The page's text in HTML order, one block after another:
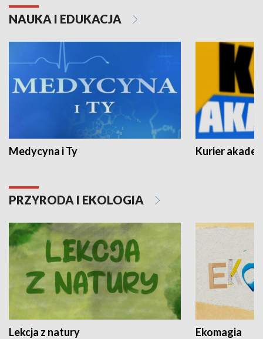
NAUKA I EDUKACJA
Medycyna i Ty Kurier
PRZYRODA I EKOLOGIA
Lekcja z natury Ekomagia